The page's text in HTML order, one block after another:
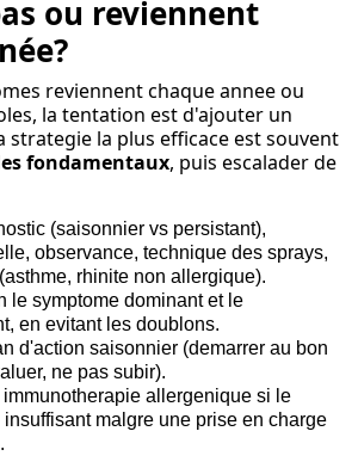
ou reviennent
reviennent chaque annee ou
la tentation est d'ajouter un
strategie la plus efficace est souvent
fondamentaux, puis escalader de
(saisonnier vs persistant),
observance, technique des sprays,
rhinite non allergique).
le symptome dominant et le
en evitant les doublons.
d'action saisonnier (demarrer au bon
ne pas subir).
immunotherapie allergenique si le
malgre une prise en charge